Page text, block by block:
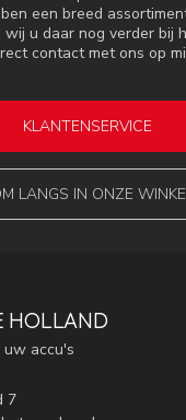
een breed
wij u daar nog verder bij
contact met ons op
KLANTENSERVICE
LANGS IN ONZE
HOLLAND
accu's
7